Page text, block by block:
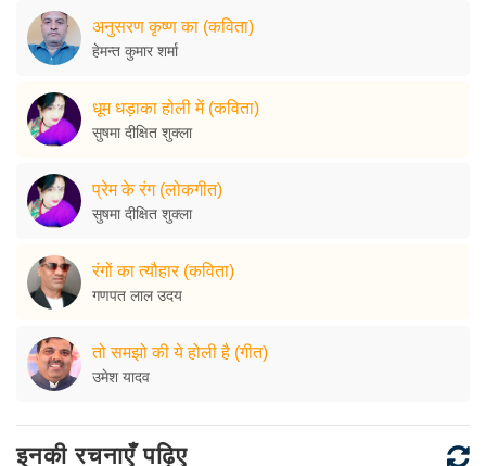
अनुसरण कृष्ण का (कविता)
हेमन्त कुमार शर्मा
धूम धड़ाका होली में (कविता)
सुषमा दीक्षित शुक्ला
प्रेम के रंग (लोकगीत)
सुषमा दीक्षित शुक्ला
रंगों का त्यौहार (कविता)
गणपत लाल उदय
तो समझो की ये होली है (गीत)
उमेश यादव
इनकी रचनाएँ पढ़िए